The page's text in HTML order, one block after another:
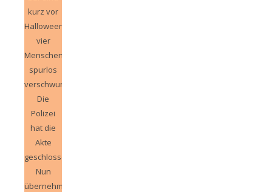
kurz vor
Halloween
vier
Menschen
spurlos
verschwunden.
Die
Polizei
hat die
Akte
geschlossen.
Nun
übernehmen